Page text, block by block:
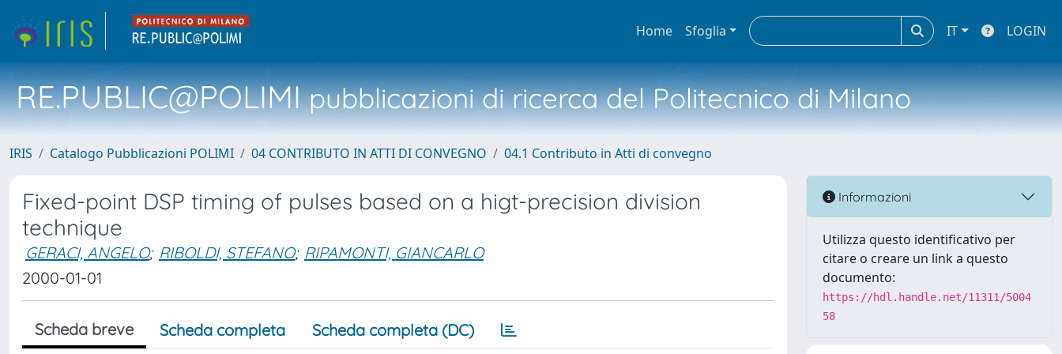
Home Sfoglia IT LOGIN
RE.PUBLIC@POLIMIpubblicazioni di ricerca del Politecnico di Milano
IRIS Catalogo Pubblicazioni POLIMI 04 CONTRIBUTO IN ATTI DI CONVEGNO 04.1 Contributo in Atti di convegno
Fixed-point DSP timing of pulses based on a higt-precision division
technique
GERACI, ANGELO; RIBOLDI, STEFANO; RIPAMONTI, GIANCARLO
2000-01-01
Scheda breve Scheda completa Scheda completa (DC)
Informazioni
Utilizza questo identificativo per
citare o creare un link a questo
documento:
https://hdl.handle.net/11311/5004
58